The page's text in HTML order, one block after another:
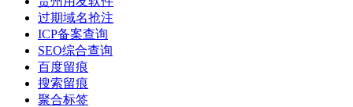
过期域名抢注
ICP备案查询
SEO综合查询
百度留痕
搜索留痕
聚合标签